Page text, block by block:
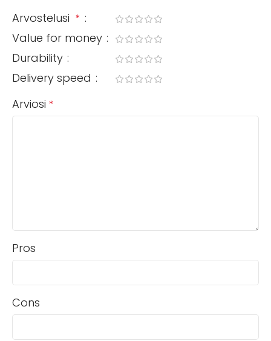
Arvostelusi *
Value for money
Durability
Delivery speed
Arviosi *
Pros
Cons